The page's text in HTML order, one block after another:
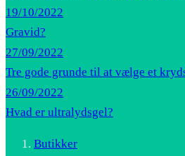
19/10/2022
Gravid?
27/09/2022
Tre gode grunde til at vælge et
26/09/2022
Hvad er ultralydsgel?
Butikker